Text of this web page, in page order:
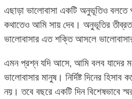
এছাড়া ভালোবাসা একটি অনুভূতিও বলতে
কথাতেও আমি সায় দেব। অনুভূতির
ভালোবাসার এত শক্তি আসলে
এমন প্রশ্ন যদি আসে, আমি বলব যাদের
ভালোবাসার মানুষ। নির্দিষ্ট দিনের
নয়। তবে বছরে একটি দিন বিশেষভাবে